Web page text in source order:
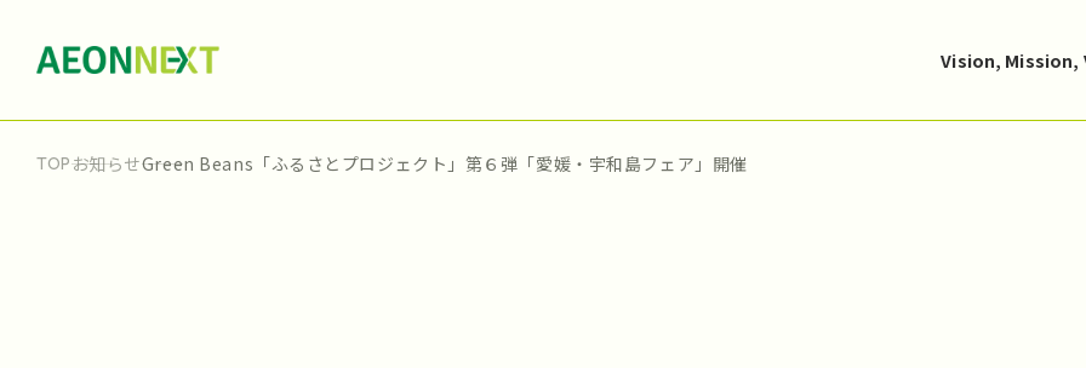
Vision, Mission,
TOPお知らせGreen Beans「ふるさとプロジェクト」第６弾「愛媛・宇和島フェア」開催